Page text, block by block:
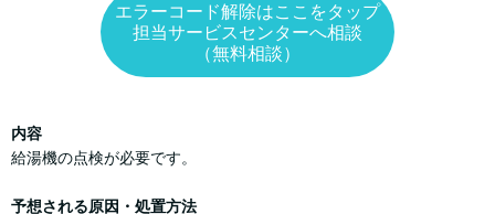
エラーコード解除はここをタップ
担当サービスセンターへ相談
（無料相談）
内容
給湯機の点検が必要です。
予想される原因・処置方法